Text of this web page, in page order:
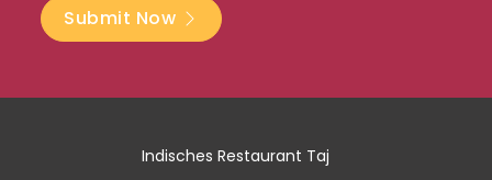
Submit Now
Indisches Restaurant Taj